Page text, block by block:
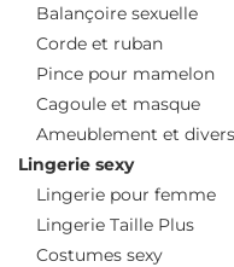
Balançoire sexuelle
Corde et ruban
Pince pour mamelon
Cagoule et masque
Ameublement et divers
Lingerie sexy
Lingerie pour femme
Lingerie Taille Plus
Costumes sexy